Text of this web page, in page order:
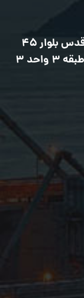
کیلومتر19 جاده قدیم تهران کرج، شهرقدس بلوار 45